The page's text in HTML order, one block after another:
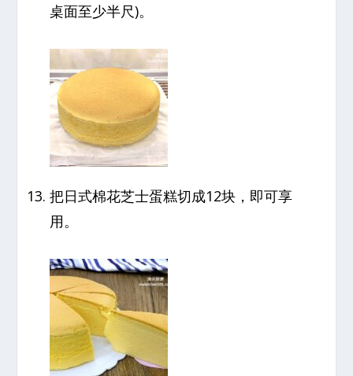
桌面至少半尺)。
把日式棉花芝士蛋糕切成12块，即可享
用。